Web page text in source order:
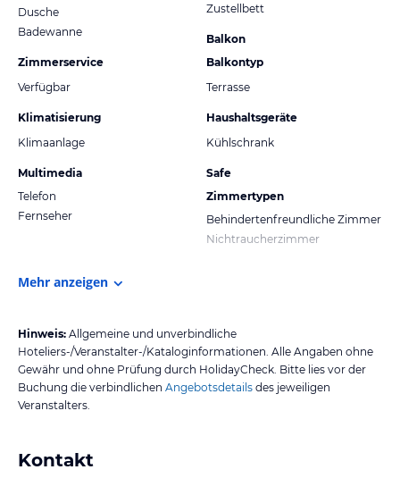
Dusche
Badewanne
Zimmerservice
Verfügbar
Klimatisierung
Klimaanlage
Multimedia
Telefon
Fernseher
Zustellbett
Balkon
Balkontyp
Terrasse
Haushaltsgeräte
Kühlschrank
Safe
Zimmertypen
Behindertenfreundliche Zimmer
Nichtraucherzimmer
Mehr anzeigen
Hinweis: Allgemeine und unverbindliche
Hoteliers-/Veranstalter-/Kataloginformationen. Alle Angaben ohne
Gewähr und ohne Prüfung durch HolidayCheck. Bitte lies vor der
Buchung die verbindlichen Angebotsdetails des jeweiligen
Veranstalters.
Kontakt